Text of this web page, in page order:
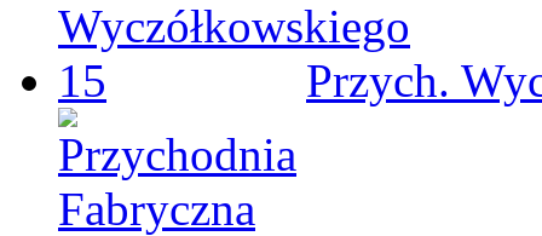
Przych.